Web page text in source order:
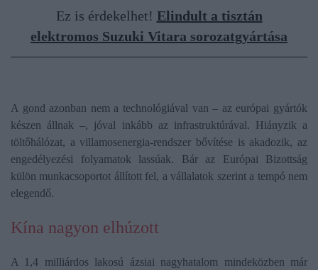
Ez is érdekelhet! Elindult a tisztán
elektromos Suzuki Vitara sorozatgyártása
A gond azonban nem a technológiával van – az európai gyártók
készen állnak –, jóval inkább az infrastruktúrával. Hiányzik a
töltőhálózat, a villamosenergia-rendszer bővítése is akadozik, az
engedélyezési folyamatok lassúak. Bár az Európai Bizottság
külön munkacsoportot állított fel, a vállalatok szerint a tempó nem
elegendő.
Kína nagyon elhúzott
A 1,4 milliárdos lakosú ázsiai nagyhatalom mindeközben már